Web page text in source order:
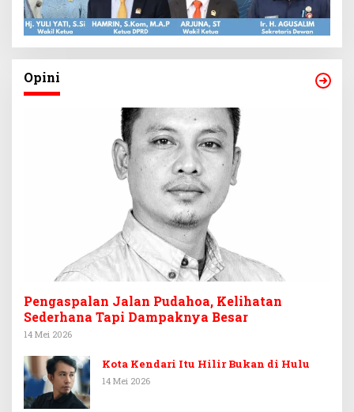
Opini
Pengaspalan Jalan Pudahoa, Kelihatan
Sederhana Tapi Dampaknya Besar
14 Mei 2026
Kota Kendari Itu Hilir Bukan di Hulu
14 Mei 2026